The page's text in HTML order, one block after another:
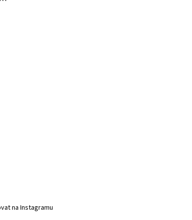
na Instagramu